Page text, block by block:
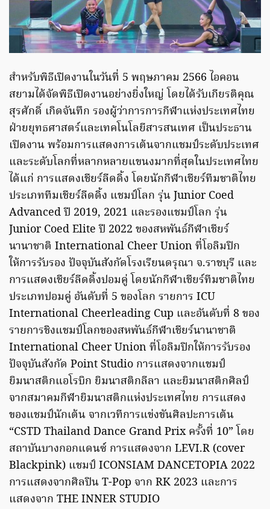
สำหรับพิธีเปิดงานในวันที่ 5 พฤษภาคม 2566 ไอคอน
สยามได้จัดพิธีเปิดงานอย่างยิ่งใหญ่ โดยได้รับเกียรติคุณ
สุรศักดิ์ เกิดจันทึก รองผู้ว่าการการกีฬาแห่งประเทศไทย
ฝ่ายยุทธศาสตร์และเทคโนโลยีสารสนเทศ เป็นประธาน
เปิดงาน พร้อมการแสดงการเต้นจากแชมป์ระดับประเทศ
และระดับโลกที่หลากหลายแขนงมากที่สุดในประเทศไทย
ได้แก่ การแสดงเชียร์ลีดดิ้ง โดยนักกีฬาเชียร์ทีมชาติไทย
ประเภททีมเชียร์ลีดดิ้ง แชมป์โลก รุ่น Junior Coed
Advanced ปี 2019, 2021 และรองแชมป์โลก รุ่น
Junior Coed Elite ปี 2022 ของสหพันธ์กีฬาเชียร์
นานาชาติ International Cheer Union ที่โอลิมปิก
ให้การรับรอง ปัจจุบันสังกัดโรงเรียนดรุณา จ.ราชบุรี และ
การแสดงเชียร์ลีดดิ้งปอมคู่ โดยนักกีฬาเชียร์ทีมชาติไทย
ประเภทปอมคู่ อันดับที่ 5 ของโลก รายการ ICU
International Cheerleading Cup และอันดับที่ 8 ของ
รายการชิงแชมป์โลกของสหพันธ์กีฬาเชียร์นานาชาติ
International Cheer Union ที่โอลิมปิกให้การรับรอง
ปัจจุบันสังกัด Point Studio การแสดงจากแชมป์
ยิมนาสติกแอโรบิก ยิมนาสติกลีลา และยิมนาสติกศิลป์
จากสมาคมกีฬายิมนาสติกแห่งประเทศไทย การแสดง
ของแชมป์นักเต้น จากเวทีการแข่งขันศิลปะการเต้น
“CSTD Thailand Dance Grand Prix ครั้งที่ 10” โดย
สถาบันบางกอกแดนซ์ การแสดงจาก LEVI.R (cover
Blackpink) แชมป์ ICONSIAM DANCETOPIA 2022
การแสดงจากศิลปิน T-Pop จาก RK 2023 และการ
แสดงจาก THE INNER STUDIO